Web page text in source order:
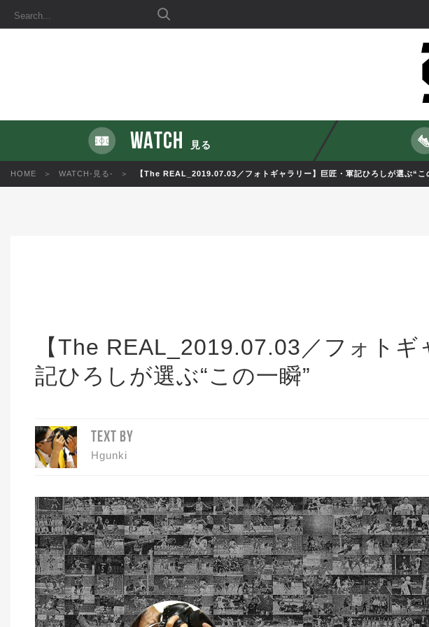
WATCH 見る
HOME WATCH-見る- 【The REAL_2019.07.03／フォトギャラリー】巨匠・軍記ひろしが選ぶ“こ
【The REAL_2019.07.03／フォト
記ひろしが選ぶ“この一瞬”
TEXT BY
Hgunki